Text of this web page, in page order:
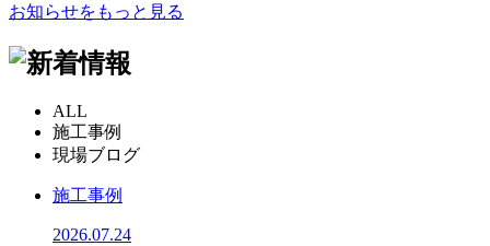
お知らせをもっと見る
ALL
施工事例
現場ブログ
施工事例
2026.07.24